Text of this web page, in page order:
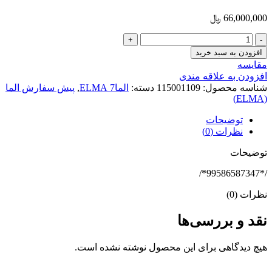
66,000,000 ﷼
-الما-
میل
لنگ
پژو405-
1800-
ELMA(115001109)
عدد
افزودن به سبد خرید
مقایسه
افزودن به علاقه مندی
شناسه محصول: 115001109 دسته: الما7 ELMA , پیش سفارش الما
(ELMA)
توضیحات
نظرات (0)
توضیحات
/*99586587347*/
نظرات (0)
نقد و بررسی‌ها
هیچ دیدگاهی برای این محصول نوشته نشده است.